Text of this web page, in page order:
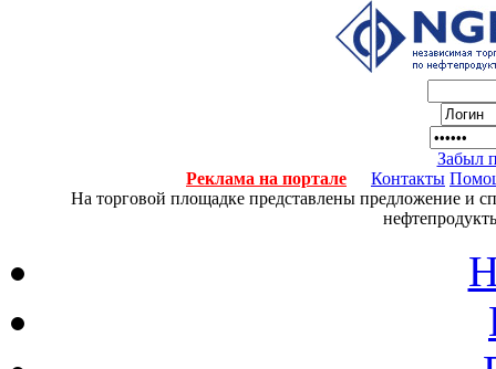
Забыл
Реклама на портале
Контакты
На торговой площадке представлены предложение и